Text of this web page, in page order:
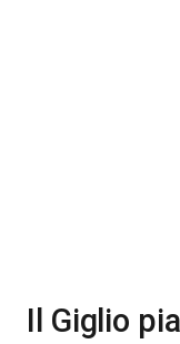
Il Giglio